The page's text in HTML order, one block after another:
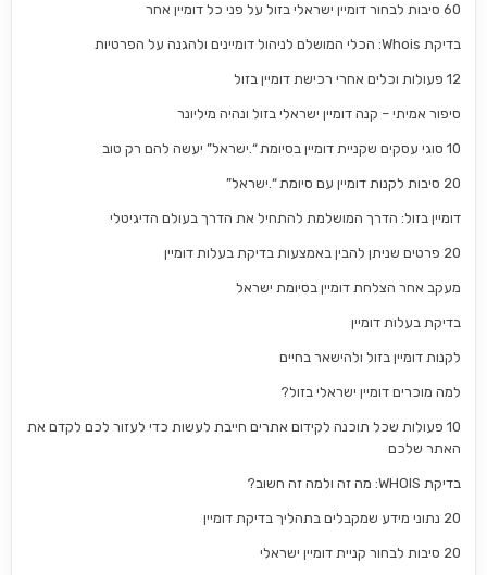
60 סיבות לבחור דומיין ישראלי בזול על פני כל דומיין אחר
בדיקת Whois: הכלי המושלם לניהול דומיינים ולהגנה על הפרטיות
12 פעולות וכלים אחרי רכישת דומיין בזול
סיפור אמיתי – קנה דומיין ישראלי בזול ונהיה מיליונר
10 סוגי עסקים שקניית דומיין בסיומת “.ישראל” יעשה להם רק טוב
20 סיבות לקנות דומיין עם סיומת “.ישראל”
דומיין בזול: הדרך המושלמת להתחיל את הדרך בעולם הדיגיטלי
20 פרטים שניתן להבין באמצעות בדיקת בעלות דומיין
מעקב אחר הצלחת דומיין בסיומת ישראל
בדיקת בעלות דומיין
לקנות דומיין בזול ולהישאר בחיים
למה מוכרים דומיין ישראלי בזול?
10 פעולות שכל תוכנה לקידום אתרים חייבת לעשות כדי לעזור לכם לקדם את
האתר שלכם
בדיקת WHOIS: מה זה ולמה זה חשוב?
20 נתוני מידע שמקבלים בתהליך בדיקת דומיין
20 סיבות לבחור קניית דומיין ישראלי